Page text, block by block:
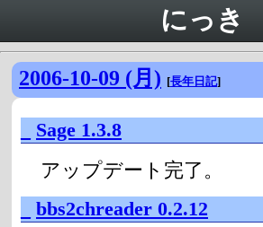
にっき
2006-10-09 (月) [長年日記]
Sage 1.3.8
アップデート完了。
bbs2chreader 0.2.12